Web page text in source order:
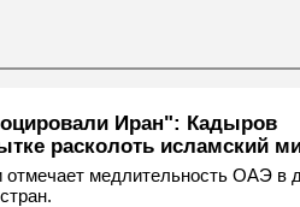
Иран": Кадыров
расколоть исламский
отмечает медлительность ОАЭ в